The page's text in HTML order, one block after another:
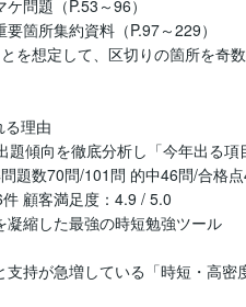
問題（P.53～96）
要箇所集約資料（P.97～229）
を想定して、区切りの箇所を奇
る理由
題傾向を徹底分析し「今年出る項
題数70問/101問 的中46問/合格
件 顧客満足度：4.9 / 5.0
凝縮した最強の時短勉強ツール
持が急増している「時短・高密